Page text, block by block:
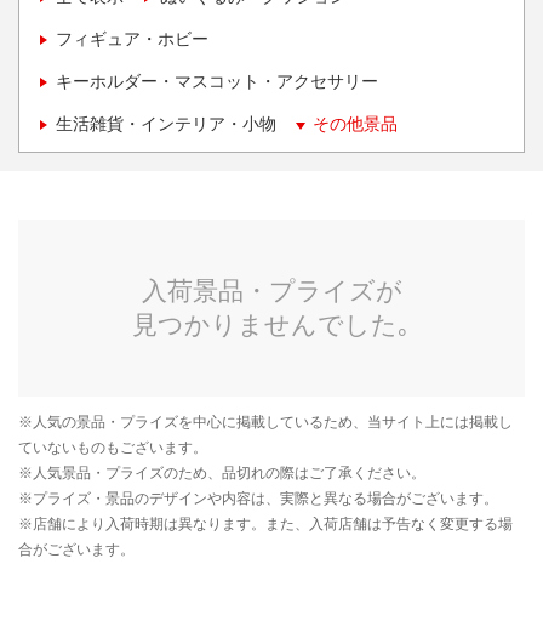
フィギュア・ホビー
キーホルダー・マスコット・アクセサリー
生活雑貨・インテリア・小物 その他景品